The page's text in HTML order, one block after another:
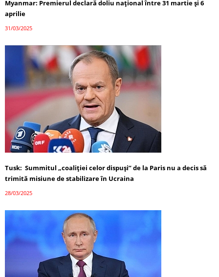
Myanmar: Premierul declară doliu național între 31 martie și 6
aprilie
31/03/2025
Tusk: Summitul „coaliției celor dispuși” de la Paris nu a decis să
trimită misiune de stabilizare în Ucraina
28/03/2025